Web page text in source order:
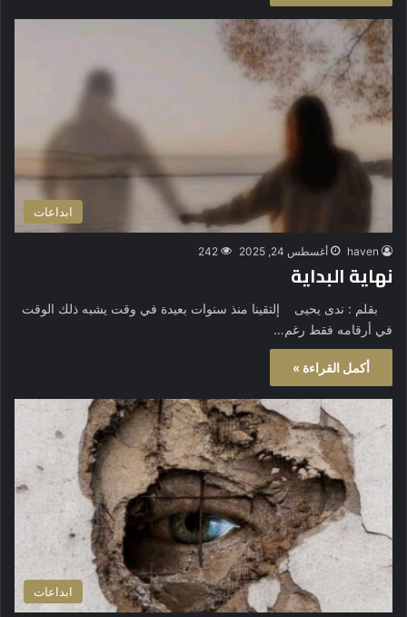
ابداعات
haven أغسطس 24, 2025 242
نهاية البداية
بقلم : ندى يحيى ‎إلتقينا منذ سنوات بعيدة في وقت يشبه ذلك الوقت
في أرقامه فقط رغم…
أكمل القراءة »
ابداعات